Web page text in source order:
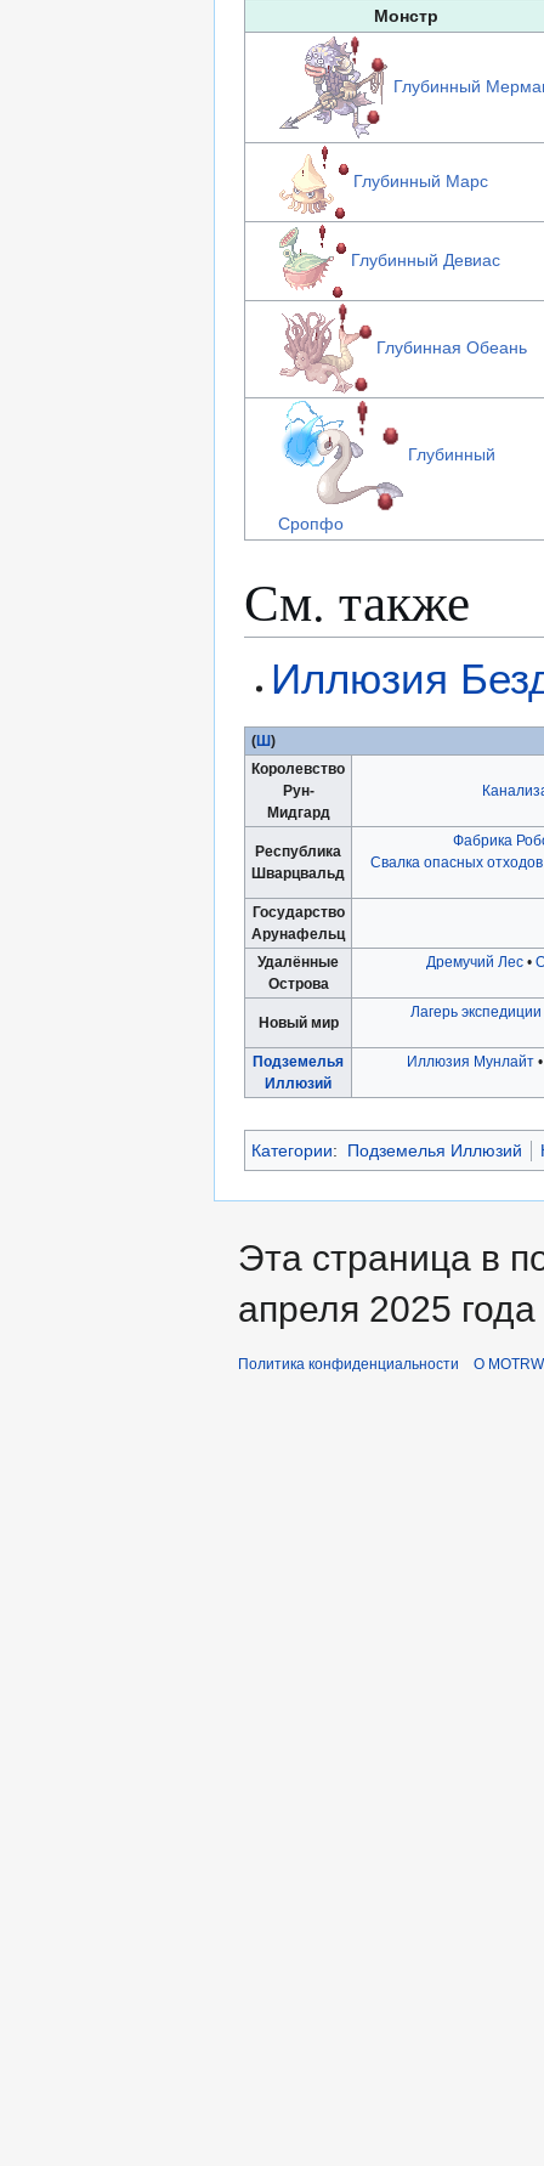
Монстр
Глубинный
Глубинный Марс
Глубинный Девиас
Глубинная Обеань
Глубинный
Сропфо
См. также
Иллюзия
(Ш)
Королевство
Рун-
Мидгард
Республика
Шварцвальд
Фабрика
Свалка опасных
Государство
Арунафельц
Удалённые
Острова
Дремучий Лес•
Новый мир
Лагерь
Подземелья
Иллюзий
Иллюзия Мунлайт
Категории: Подземелья Иллюзий
Эта страница в
апреля 2025
Политика конфиденциальности О